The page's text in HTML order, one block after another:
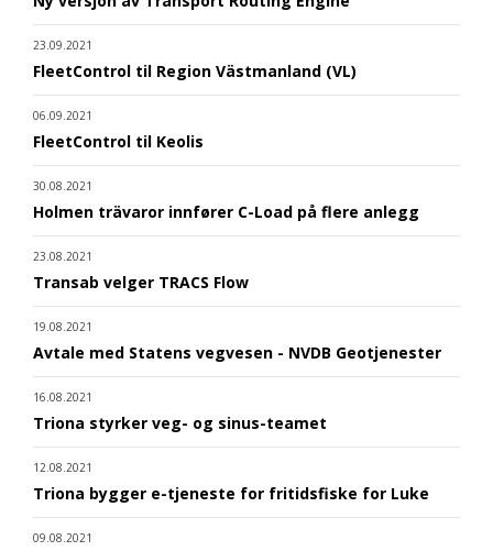
23.09.2021
FleetControl til Region Västmanland (VL)
06.09.2021
FleetControl til Keolis
30.08.2021
Holmen trävaror innfører C-Load på flere anlegg
23.08.2021
Transab velger TRACS Flow
19.08.2021
Avtale med Statens vegvesen - NVDB Geotjenester
16.08.2021
Triona styrker veg- og sinus-teamet
12.08.2021
Triona bygger e-tjeneste for fritidsfiske for Luke
09.08.2021